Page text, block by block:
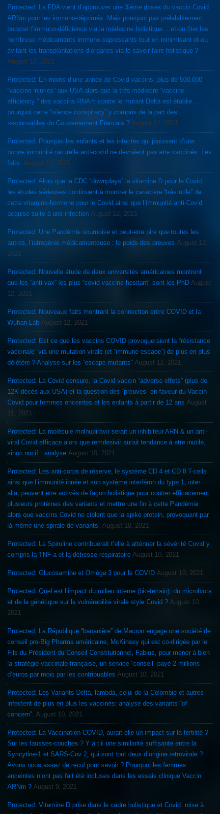
Protected: La FDA vient d’approuver une 3ième doses du vaccin Covid
ARNm pour les immuno-déprimés. Mais pourquoi pas prélalablement
booster l’immuno-déficience via la médecine holistique….et-ou ôter les
nombreux médicaments immuno-supressants tout en minimisant et-ou
évitant les transplantations d’organes via le savoir-faire holistique ?
August 13, 2021
Protected: En moins d’une année de Covid vaccins, plus de 500,000
“vaccine injuries” aux USA alors que la très médiocre “vaccine
efficiency ” des vaccins RNAm contre le mutant Delta est établie…
pourquoi cette “silence conspiracy” y compris de la part des
responsables du Gouvernement Francais ? August 12, 2021
Protected: Pourquoi les enfants et les infectés qui jouissent d’une
bonne immunité naturelle anti-covid ne devraient pas etre vaccinés. Les
faits.
August 12, 2021
Protected: Alors que la CDC “downplays” la vitamine D pour le Covid,
les études sérieuses continuent à montrer le caractère “très utile” de
cette vitamine-hormone pour le Covid ainsi que l’immunité anti-Covid
acquise suite à une infection August 12, 2021
Protected: Une Pandémie sournoise et peut-etre pire que toutes les
autres, l’iatrogénie médicamenteuse : le poids des preuves August 12,
2021
Protected: Nouvelle étude de deux universités américaines montrent
que les “anti-vax” les plus “covid vaccine hesitant” sont les PhD August
12, 2021
Protected: Nouveaux faits montrant la connection entre COVID et la
Wuhan Lab August 12, 2021
Protected: Est ce que les vaccins COVID provoqueraient la “résistance
vaccinale” via une mutation virale (et “immune escape”) de plus en plus
délétère ? Analyse sur les “escape mutants” August 12, 2021
Protected: La Covid censure, la Covid vaccin “adverse effets” (plus de
12K décès aux USA) et la question des “preuves” en faveur du Vaccin
Covid pour femmes enceintes et les enfants à partir de 12 ans August
11, 2021
Protected: La molécule molnupiravir serait un inhibiteur ARN & un anti-
viral Covid efficace alors que remdesivir aurait tendance à etre inutile,
sinon nocif : analyse August 10, 2021
Protected: Les anti-corps de réserve, le système CD 4 et CD 8 T-cells
ainsi que l’immunité innée et son système interféron du type 1, inter
alia, peuvent etre activés de façon holistique pour contrer efficacement
plusieurs protéines des variants et mettre une fin à cette Pandémie
alors que vaccins Covid ne ciblent que la spike protein, provoquant par
là même une spirale de variants.
August 10, 2021
Protected: La Spiruline contribuerait t’elle à atténuer la sévérité Covid y
compris la TNF-a et la détresse respiratoire August 10, 2021
Protected: Glucosamine et Oméga 3 pour le COVID August 10, 2021
Protected: Quel est l’impact du milieu interne (bio-terrain), du microbiota
et de la génétique sur la vulnérabilité virale style Covid ? August 10,
2021
Protected: La République “bananière” de Macron engage une société de
conseil pro-Big Pharma américaine, McKinsey qui est co-dirigée par le
Fils du Président du Conseil Constitutionnel, Fabius, pour mener à bien
la stratégie vaccinale française, un service “conseil” payé 2 millions
d’euros par mois par les contribuables August 10, 2021
Protected: Les Variants Delta, lambda, celui de la Colombie et autres
infectent de plus en plus les vaccinés: analyse des variants “of
concern”. August 10, 2021
Protected: La Vaccination COVID, aurait elle un impact sur la fertilité ?
Sur les fausses-couches ? Y a t’il une similarité suffisante entre la
Syncytine-1 et SARS-Cov 2, qui sont tout deux d’origine retrovirale ?
Avons nous assez de recul pour savoir ? Pourquoi les femmes
enceintes n’ont pas fait été incluses dans les essais clinique Vaccin
ARNm ? August 9, 2021
Protected: Vitamine D prise dans le cadre holistique et Covid: mise à